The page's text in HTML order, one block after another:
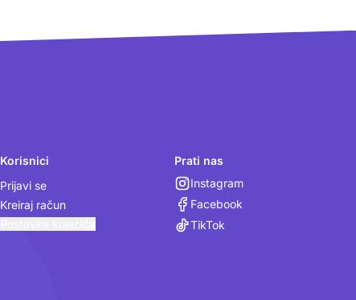
Korisnici
Prijavi se
Kreiraj račun
Prati nas
Instagram
Facebook
TikTok